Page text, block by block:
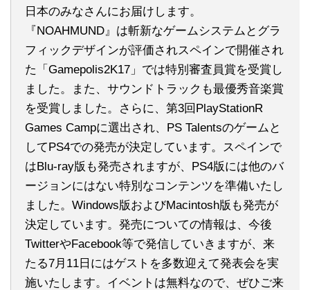
日本のみなさんにお届けします。
『NOAHMUND』は斬新なゲームシステムとグラ
フィックデザインが評価されスペインで開催され
た「Gamepolis2K17」では特別審査員賞を受賞し
ました。また、サウンドトラックも最優秀音楽賞
を受賞しました。さらに、第3回PlayStationR
Games Campに選出され、PS Talentsのゲームと
してPS4での発売が決定しています。スペインで
はBlu-ray版も発売されますが、PS4版には他のバ
ージョンにはない特別なコンテンツを準備いたし
ました。Windows版およびMacintosh版も発売が
決定しています。発売についての情報は、今後
TwitterやFacebook等で発信していきますが、来
たる7月11日にはゲストを多数迎えて発表会を実
施いたします。イベントは無料なので、ぜひご来